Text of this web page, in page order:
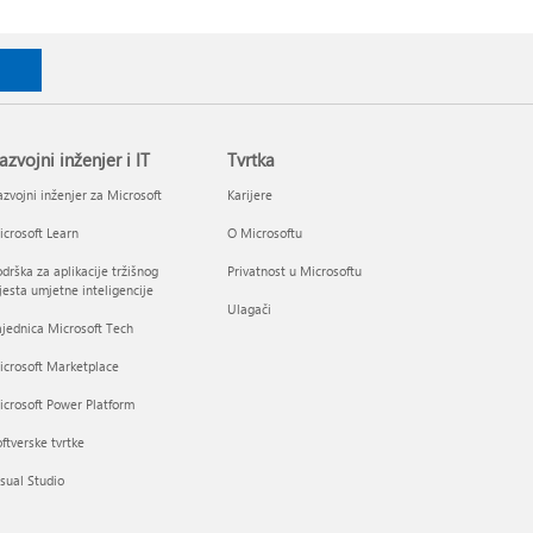
inženjer i IT
inženjer za Microsoft
Learn
za aplikacije tržišnog
umjetne inteligencije
Microsoft Tech
Marketplace
Power Platform
tvrtke
Studio
Tvrtka
Karijere
O Microsoftu
Privatnost u Microsoftu
Ulagači